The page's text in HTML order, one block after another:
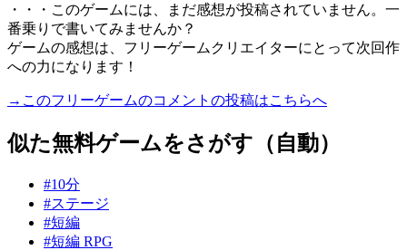
・・・このゲームには、まだ感想が投稿されていません。一
番乗りで書いてみませんか？
ゲームの感想は、フリーゲームクリエイターにとって次回作
への力になります！
→このフリーゲームのコメントの投稿はこちらへ
似た無料ゲームをさがす（自動）
#10分
#ステージ
#短編
#短編 RPG